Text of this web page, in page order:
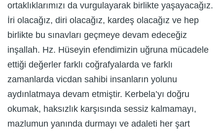
ortaklıklarımızı da vurgulayarak birlikte yaşayacağız.
İri olacağız, diri olacağız, kardeş olacağız ve hep
birlikte bu sınavları geçmeye devam edeceğiz
inşallah. Hz. Hüseyin efendimizin uğruna mücadele
ettiği değerler farklı coğrafyalarda ve farklı
zamanlarda vicdan sahibi insanların yolunu
aydınlatmaya devam etmiştir. Kerbela’yı doğru
okumak, haksızlık karşısında sessiz kalmamayı,
mazlumun yanında durmayı ve adaleti her şart